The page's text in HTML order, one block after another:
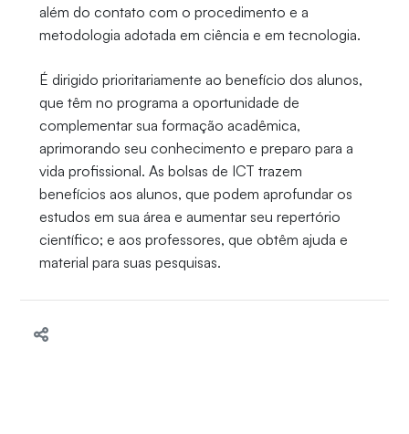
além do contato com o procedimento e a
metodologia adotada em ciência e em tecnologia.
É dirigido prioritariamente ao benefício dos alunos,
que têm no programa a oportunidade de
complementar sua formação acadêmica,
aprimorando seu conhecimento e preparo para a
vida profissional. As bolsas de ICT trazem
benefícios aos alunos, que podem aprofundar os
estudos em sua área e aumentar seu repertório
científico; e aos professores, que obtêm ajuda e
material para suas pesquisas.